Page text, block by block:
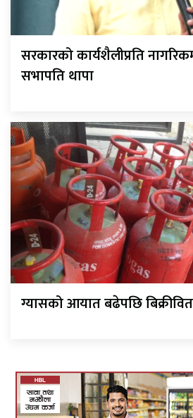
सरकारको कार्यशैलीप्रति
सभापति थापा
ग्यासको आयात बढेपछि